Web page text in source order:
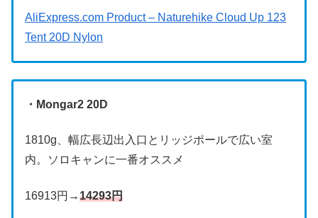
AliExpress.com Product – Naturehike Cloud Up 123
Tent 20D Nylon
・Mongar2 20D
1810g、幅広長辺出入口とリッジポールで広い室
内。ソロキャンに一番オススメ
16913円→14293円